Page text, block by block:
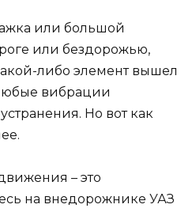
или большой
или бездорожью,
либо элемент вышел
вибрации
Но вот как
– это
на внедорожнике УАЗ